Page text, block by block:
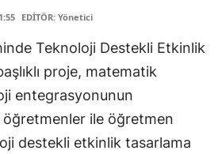
EDİTÖR: Yönetici
Teknoloji Destekli Etkinlik
proje, matematik
entegrasyonunun
ile öğretmen
destekli etkinlik tasarlama